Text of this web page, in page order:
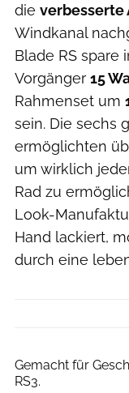
die verbesserte
Windkanal
Blade RS spare
Vorgänger 15
Rahmenset um
sein. Die sechs
ermöglichten
um wirklich
Rad zu
Look-
Hand lackiert,
durch eine
Gemacht für
RS3.